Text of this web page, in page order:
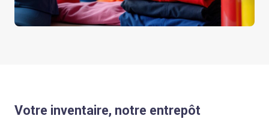
Votre inventaire, notre entrepôt